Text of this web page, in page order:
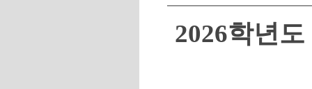
2026학년